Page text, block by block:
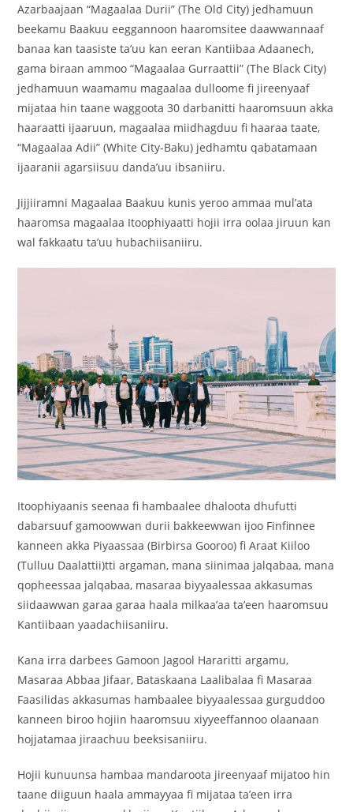
Azarbaajaan “Magaalaa Durii” (The Old City) jedhamuun
beekamu Baakuu eeggannoon haaromsitee daawwannaaf
banaa kan taasiste ta’uu kan eeran Kantiibaa Adaanech,
gama biraan ammoo “Magaalaa Gurraattii” (The Black City)
jedhamuun waamamu magaalaa dulloome fi jireenyaaf
mijataa hin taane waggoota 30 darbanitti haaromsuun akka
haaraatti ijaaruun, magaalaa miidhagduu fi haaraa taate,
“Magaalaa Adii” (White City-Baku) jedhamtu qabatamaan
ijaaranii agarsiisuu danda’uu ibsaniiru.
Jijjiiramni Magaalaa Baakuu kunis yeroo ammaa mul’ata
haaromsa magaalaa Itoophiyaatti hojii irra oolaa jiruun kan
wal fakkaatu ta’uu hubachiisaniiru.
Itoophiyaanis seenaa fi hambaalee dhaloota dhufutti
dabarsuuf gamoowwan durii bakkeewwan ijoo Finfinnee
kanneen akka Piyaassaa (Birbirsa Gooroo) fi Araat Kiiloo
(Tulluu Daalattii)tti argaman, mana siinimaa jalqabaa, mana
qopheessaa jalqabaa, masaraa biyyaalessaa akkasumas
siidaawwan garaa garaa haala milkaa’aa ta’een haaromsuu
Kantiibaan yaadachiisaniiru.
Kana irra darbees Gamoon Jagool Hararitti argamu,
Masaraa Abbaa Jifaar, Bataskaana Laalibalaa fi Masaraa
Faasilidas akkasumas hambaalee biyyaalessaa gurguddoo
kanneen biroo hojiin haaromsuu xiyyeeffannoo olaanaan
hojjatamaa jiraachuu beeksisaniiru.
Hojii kunuunsa hambaa mandaroota jireenyaaf mijatoo hin
taane diiguun haala ammayyaa fi mijataa ta’een irra